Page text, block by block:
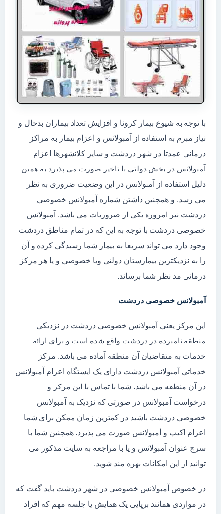
با توجه به شیوع بیمار کرونا و افزایش تعداد بیماران بدحال و
نیاز مبرم به استفاده از آمبولانس و اعزام بیمار به مراکز
درمانی عمدتا در شهر دردشت و سایر کلانشهرها اعزام
آمبولانس در بخش دولتی با تاخیر صورت می پذیرد به همین
دلیل استفاده از آمبولانس در این وضعیت ضروری به نظر
می رسد. و همچنین داشتن شماره آمبولانس خصوصی
دردشت نیز امروزه یکی از ضروریات می باشد. آمبولانس
خصوصی دردشت با توجه به این که در تمام مناطق دردشت
وجود دارد می تواند سریعا به بیمار شما رسیدگی کرده و آن
را به نزدیکترین بیمارستان دولتی ویا خصوصی و یا هر مرکز
درمانی مد نظر شما برساند.
آمبولانس خصوصی دردشت
این مرکز یعنی آمبولانس خصوصی دردشت در نزدیکی
منطقه نامبرده در دردشت واقع شده است و برای ارائه
خدمات به متقاضیان آن منطقه آماده می باشد. مرکز
خدماتی آمبولانس دردشت دارای یک ایستگاه اعزام آمبولانس
در آن منطقه می باشد. شما با تماس با این مرکز و
درخواست آمبولانس در صورتی که نزدیک به آمبولانس
خصوصی دردشت باشید در کمترین زمان ممکن برای شما
اعزام اکیپ و آمبولانس صورت می پذیرد. همچنین شما با
سرچ عنوان آمبولانس و یا با مراجعه به سایت مذکور می
توانید از این امکانات بهره مند شوید.
در خصوص آمبولانس خصوصی در شهر دردشت باید گفت که
در مواردی همانند برپایی یک همایش یا جلسه مهم که افراد